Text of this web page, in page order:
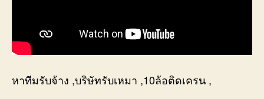
หาทีมรับจ้าง ,บริษัทรับเหมา ,10ล้อติดเครน ,